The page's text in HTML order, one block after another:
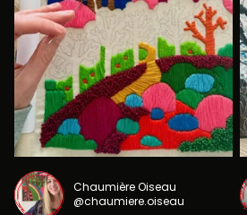
Chaumière Oiseau
@chaumiere.oiseau